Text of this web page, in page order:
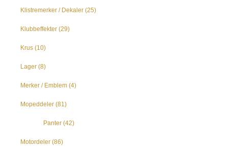
Klistremerker / Dekaler (25)
Klubbeffekter (29)
Krus (10)
Lager (8)
Merker / Emblem (4)
Mopeddeler (81)
Panter (42)
Motordeler (86)